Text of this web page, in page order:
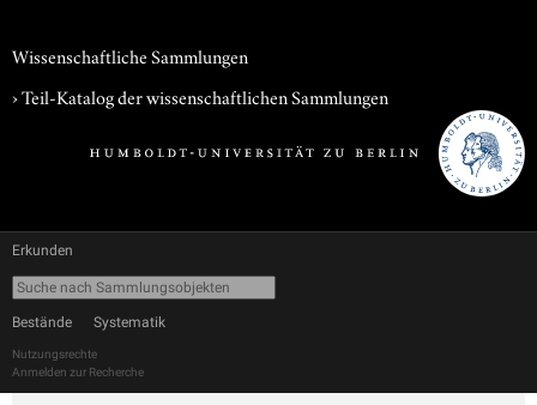
Wissenschaftliche Sammlungen
› Teil-Katalog der wissenschaftlichen Sammlungen
Erkunden
Bestände Systematik
Nutzungsrechte
Anmelden zur Recherche